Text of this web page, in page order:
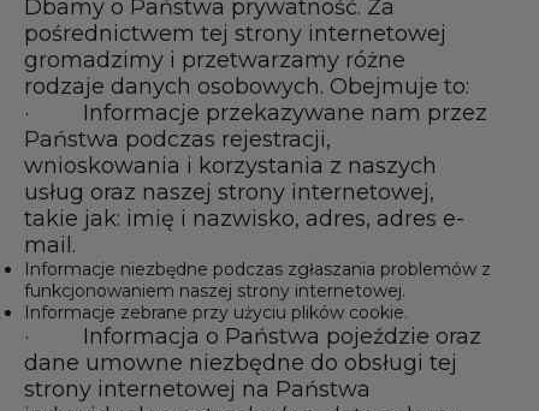
Dbamy o Państwa prywatność. Za
pośrednictwem tej strony internetowej
gromadzimy i przetwarzamy różne
rodzaje danych osobowych. Obejmuje to:
· Informacje przekazywane nam przez
Państwa podczas rejestracji,
wnioskowania i korzystania z naszych
usług oraz naszej strony internetowej,
takie jak: imię i nazwisko, adres, adres e-
mail.
Informacje niezbędne podczas zgłaszania problemów z
funkcjonowaniem naszej strony internetowej.
Informacje zebrane przy użyciu plików cookie.
· Informacja o Państwa pojeździe oraz
dane umowne niezbędne do obsługi tej
strony internetowej na Państwa